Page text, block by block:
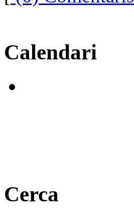
Calendari
Cerca